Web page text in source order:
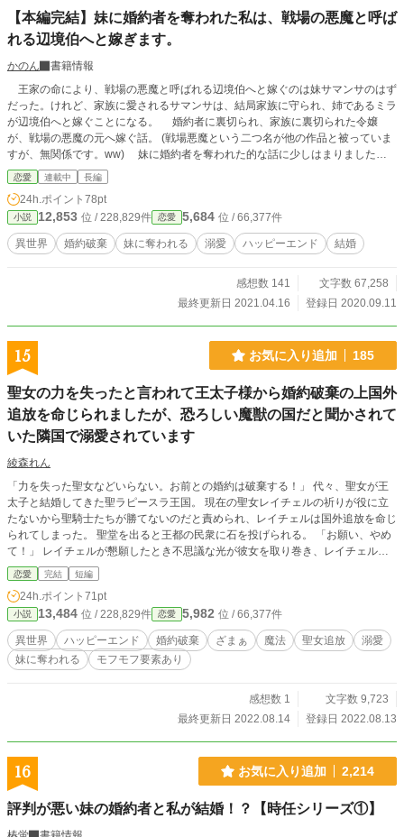
【本編完結】妹に婚約者を奪われた私は、戦場の悪魔と呼ば
れる辺境伯へと嫁ぎます。
かのん
書籍情報
王家の命により、戦場の悪魔と呼ばれる辺境伯へと嫁ぐのは妹サマンサのはず
だった。けれど、家族に愛されるサマンサは、結局家族に守られ、姉であるミラ
が辺境伯へと嫁ぐことになる。 婚約者に裏切られ、家族に裏切られた令嬢
が、戦場の悪魔の元へ嫁ぐ話。 (戦場悪魔という二つ名が他の作品と被っていま
すが、無関係です。ww) 妹に婚約者を奪われた的な話に少しはまりました。
少しでも読んでいただけたら嬉しいです。本編二十話完結、本日より毎日朝７時
に公開します。おまけ＋続編があります。
恋愛 連載中 長編
24h.ポイント 78pt
小説 12,853 位 / 228,829件 恋愛 5,684 位 / 66,377件
異世界 婚約破棄 妹に奪われる 溺愛 ハッピーエンド 結婚
感想数 141
文字数 67,258
最終更新日 2021.04.16
登録日 2020.09.11
15 お気に入り追加 185
聖女の力を失ったと言われて王太子様から婚約破棄の上国外
追放を命じられましたが、恐ろしい魔獣の国だと聞かされて
いた隣国で溺愛されています
綾森れん
「力を失った聖女などいらない。お前との婚約は破棄する！」 代々、聖女が王
太子と結婚してきた聖ラピースラ王国。 現在の聖女レイチェルの祈りが役に立
たないから聖騎士たちが勝てないのだと責められ、レイチェルは国外追放を命じ
られてしまった。 聖堂を出ると王都の民衆に石を投げられる。 「お願い、やめ
て！」 レイチェルが懇願したとき不思議な光が彼女を取り巻き、レイチェルは
転移魔法で隣国に移動してしまう。 恐ろしい魔獣の国だと聞かされていた隣国
で、レイチェルはなぜか竜人の盟主から溺愛される。 （本作は小説家になろう
様に掲載中の別作品『精霊王の末裔』と同一世界観ですが、200年前の物語なの
で未読でも一切問題ありません！）
恋愛 完結 短編
24h.ポイント 71pt
小説 13,484 位 / 228,829件 恋愛 5,982 位 / 66,377件
異世界 ハッピーエンド 婚約破棄 ざまぁ 魔法 聖女追放
溺愛
妹に奪われる
モフモフ要素あり
感想数 1
文字数 9,723
最終更新日 2022.08.14
登録日 2022.08.13
16 お気に入り追加 2,214
評判が悪い妹の婚約者と私が結婚！？【時任シリーズ①】